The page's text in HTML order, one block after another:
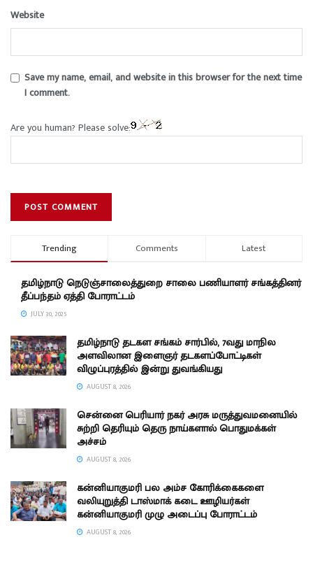
Website
Save my name, email, and website in this browser for the next time
I comment.
Are you human? Please solve:
Trending Comments Latest
தமிழ்நாடு நெடுஞ்சாலைத்துறை சாலை பணியாளர் சங்கத்தினர்
தீப்பந்தம் ஏத்தி போராட்டம்
JULY 30, 2025
தமிழ்நாடு தடகள சங்கம் சார்பில், 7வது மாநில
அளவிலான இளைஞர் தடகளப்போட்டிகள்
விழுப்புரத்தில் இன்று துவங்கியது
AUGUST 8, 2026
சென்னை பெரியார் நகர் அரசு மருத்துவமனையில்
சுற்றி தெரியும் தெரு நாய்களால் பொதுமக்கள்
அச்சம்
AUGUST 8, 2026
கன்னியாகுமரி பல அம்ச கோரிக்கைகளை
வலியுறுத்தி டாஸ்மாக் கடை ஊழியர்கள்
கன்னியாகுமரி முழு அடைப்பு போராட்டம்
AUGUST 8, 2026